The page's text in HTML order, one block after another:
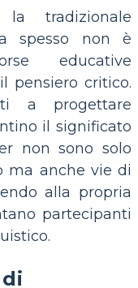
tradizionale
spesso non è
educative
pensiero critico.
a progettare
il significato
non sono solo
ma anche vie di
alla propria
partecipanti